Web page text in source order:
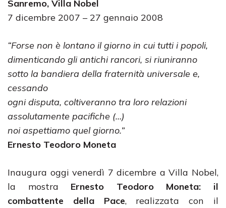
Sanremo, Villa Nobel
7 dicembre 2007 – 27 gennaio 2008
“Forse non è lontano il giorno in cui tutti i popoli,
dimenticando gli antichirancori, si riuniranno
sotto la bandiera della fraternità universale e,
cessando
ogni disputa, coltiveranno tra loro relazioni
assolutamente pacifiche (…)
noi aspettiamo quel giorno.”
Ernesto Teodoro Moneta
Inaugura oggi venerdì 7 dicembre a Villa Nobel,
la mostra Ernesto Teodoro Moneta: il
combattente della Pace, realizzata con il